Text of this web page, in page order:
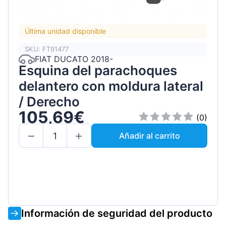
Última unidad disponible
SKU: FT91477
FIAT DUCATO 2018-
Esquina del parachoques
delantero con moldura lateral
/ Derecho
105,69€
(0)
Añadir al carrito
Información de seguridad del producto